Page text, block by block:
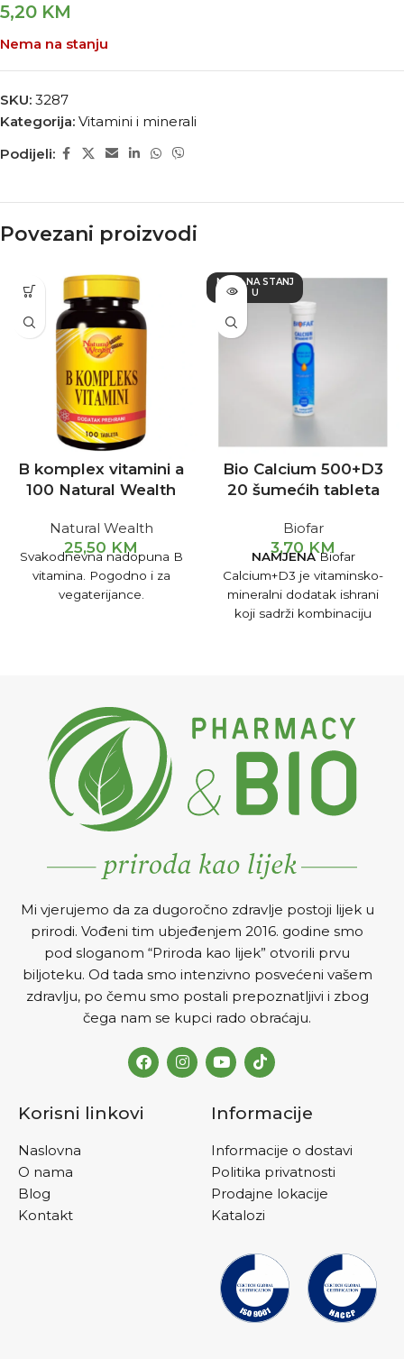
5,20 KM
Nema na stanju
SKU: 3287
Kategorija: Vitamini i minerali
Podijeli:
Povezani proizvodi
B komplex vitamini a
100 Natural Wealth
Natural Wealth
25,50 KM
Svakodnevna nadopuna B
vitamina. Pogodno i za
vegaterijance.
NEMA NA STANJ
U
Bio Calcium 500+D3
20 šumećih tableta
Biofar
3,70 KM
NAMJENABiofar
Calcium+D3 je vitaminsko-
mineralni dodatak ishrani
koji sadrži kombinaciju
sistema. Preparat jača vaše
otpornijim na frakture
(lomove). Zbog toga se
preporučuje u prevenciji i
za sportiste, kao dio
prevencije povreda.
PRIMJENEJednu tabletu
dnevno rastvoriti u velikoj
čaši vode, poželjno je popiti
uveče, nakon večere. U
ciklusima od 40 dana ,
primjenu treba ponoviti
nekoliko puta godišnje
Mi vjerujemo da za dugoročno zdravlje postoji lijek u
prirodi. Vođeni tim ubjeđenjem 2016. godine smo
pod sloganom “Priroda kao lijek” otvorili prvu
biljoteku. Od tada smo intenzivno posvećeni vašem
zdravlju, po čemu smo postali prepoznatljivi i zbog
čega nam se kupci rado obraćaju.
Korisni linkovi
Naslovna
O nama
Blog
Kontakt
Informacije
Informacije o dostavi
Politika privatnosti
Prodajne lokacije
Katalozi